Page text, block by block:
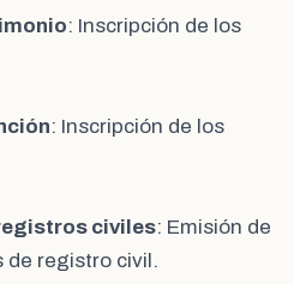
: Inscripción de los
: Inscripción de los
civiles: Emisión de
de registro civil.